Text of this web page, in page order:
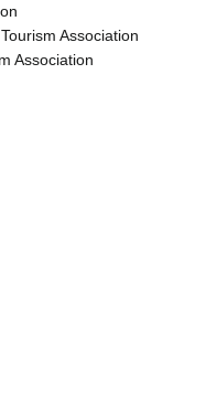
Association
Association